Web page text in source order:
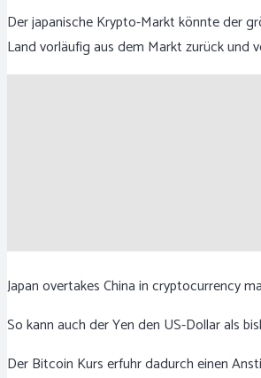
Der japanische Krypto-Markt könnte der
Land vorläufig aus dem Markt zurück und
Japan overtakes China in cryptocurrency
So kann auch der Yen den US-Dollar als
Der Bitcoin Kurs erfuhr dadurch einen